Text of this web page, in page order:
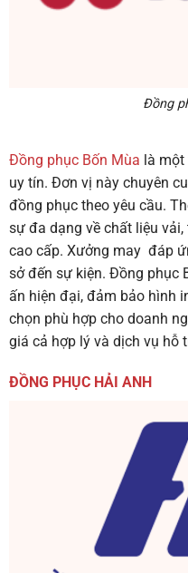
Đồng
Đồng phục Bốn Mùa là một
uy tín. Đơn vị này chuyên
đồng phục theo yêu cầu.
sự đa dạng về chất liệu
cao cấp. Xưởng may đáp
sở đến sự kiện. Đồng phục
ấn hiện đại, đảm bảo hình
chọn phù hợp cho doanh
giá cả hợp lý và dịch vụ hỗ
ĐỒNG PHỤC HẢI ANH